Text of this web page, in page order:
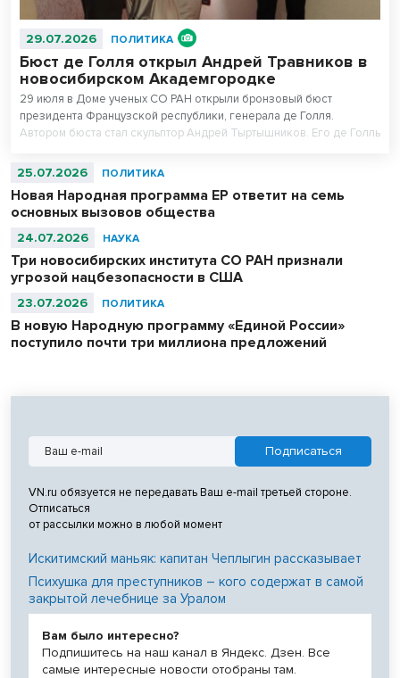
29.07.2026 ПОЛИТИКА
Бюст де Голля открыл Андрей Травников в
новосибирском Академгородке
29 июля в Доме ученых СО РАН открыли бронзовый бюст
президента Французской республики, генерала де Голля.
Автором бюста стал скульптор Андрей Тыртышников. Его де Голль
Центральном музее Великой Отечественной войны в Москве и
25.07.2026 ПОЛИТИКА
Новая Народная программа ЕР ответит на семь
основных вызовов общества
24.07.2026 НАУКА
Три новосибирских института СО РАН признали
угрозой нацбезопасности в США
23.07.2026 ПОЛИТИКА
В новую Народную программу «Единой России»
поступило почти три миллиона предложений
VN.ru обязуется не передавать Ваш e-mail третьей стороне.
Отписаться
от рассылки можно в любой момент
Искитимский маньяк: капитан Чеплыгин рассказывает
Психушка для преступников – кого содержат в самой
закрытой лечебнице за Уралом
Вам было интересно?
Подпишитесь на наш канал в Яндекс. Дзен. Все
самые интересные новости отобраны там.